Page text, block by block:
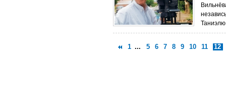
1 ... 5 6 7 8 9 10 11 12